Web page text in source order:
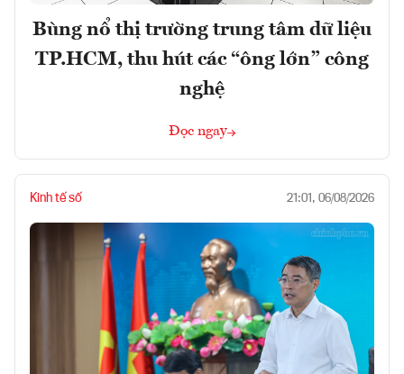
Bùng nổ thị trường trung tâm dữ liệu
TP.HCM, thu hút các “ông lớn” công
nghệ
Đọc ngay
Kinh tế số 21:01, 06/08/2026